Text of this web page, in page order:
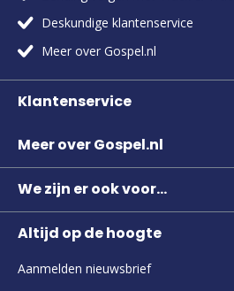
Deskundige klantenservice
Meer over Gospel.nl
Klantenservice
Meer over Gospel.nl
We zijn er ook voor...
Altijd op de hoogte
Aanmelden nieuwsbrief